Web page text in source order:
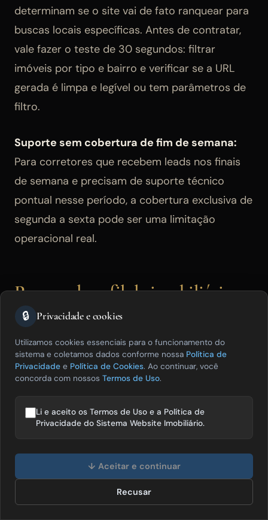
determinam se o site vai de fato ranquear para
buscas locais específicas. Antes de contratar,
vale fazer o teste de 30 segundos: filtrar
imóveis por tipo e bairro e verificar se a URL
gerada é limpa e legível ou tem parâmetros de
filtro.
Suporte sem cobertura de fim de semana:
Para corretores que recebem leads nos finais
de semana e precisam de suporte técnico
pontual nesse período, a cobertura exclusiva de
segunda a sexta pode ser uma limitação
operacional real.
Para qual perfil de imobiliária o
ImobiBrasil faz mais sentido?
O ImobiBrasil faz mais sentido para
corretores autônomos e imobiliárias
acessível, plano sem fidelidade e
básicas em uma única plataforma.
🔒 Privacidade e cookies
Utilizamos cookies essenciais para o funcionamento do
sistema e coletamos dados conforme nossa Política de
Privacidade e Política de Cookies. Ao continuar, você
concorda com nossos Termos de Uso.
Li e aceito os Termos de Uso e a Política de
Privacidade do Sistema Website Imobiliário.
↓ Aceitar e continuar
Recusar
imóveis? 😊